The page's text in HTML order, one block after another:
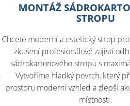
MONTÁŽ
STROPU
Chcete moderní a estetický strop
zkušení profesionálové zajistí
sádrokartonového stropu s
Vytvoříme hladký povrch, který
prostoru moderní vzhled a zlepší
místnosti.